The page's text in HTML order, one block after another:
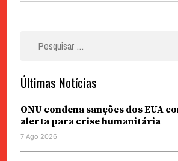
Últimas Notícias
ONU condena sanções dos EUA
alerta para crise humanitária
7 Ago 2026